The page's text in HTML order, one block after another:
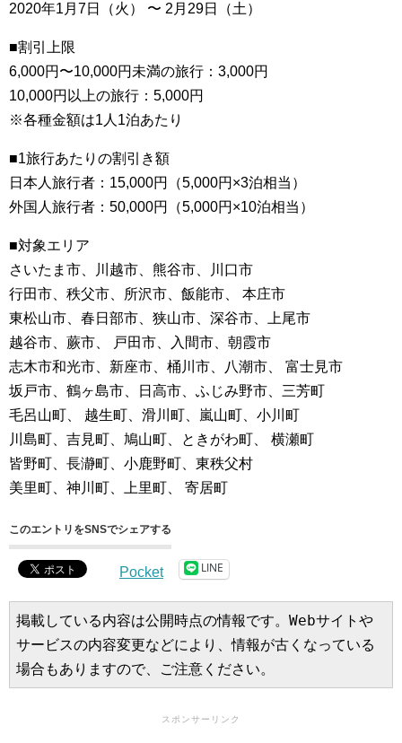
2020年1月7日（火） 〜 2月29日（土）
■割引上限
6,000円〜10,000円未満の旅行：3,000円
10,000円以上の旅行：5,000円
※各種金額は1人1泊あたり
■1旅行あたりの割引き額
日本人旅行者：15,000円（5,000円×3泊相当）
外国人旅行者：50,000円（5,000円×10泊相当）
■対象エリア
さいたま市、川越市、熊谷市、川口市
行田市、秩父市、所沢市、飯能市、 本庄市
東松山市、春日部市、狭山市、深谷市、上尾市
越谷市、蕨市、 戸田市、入間市、朝霞市
志木市和光市、新座市、桶川市、八潮市、 富士見市
坂戸市、鶴ヶ島市、日高市、ふじみ野市、三芳町
毛呂山町、 越生町、滑川町、嵐山町、小川町
川島町、吉見町、鳩山町、ときがわ町、 横瀬町
皆野町、長瀞町、小鹿野町、東秩父村
美里町、神川町、上里町、 寄居町
このエントリをSNSでシェアする
Pocket LINE
掲載している内容は公開時点の情報です。Webサイトや
サービスの内容変更などにより、情報が古くなっている
場合もありますので、ご注意ください。
スポンサーリンク